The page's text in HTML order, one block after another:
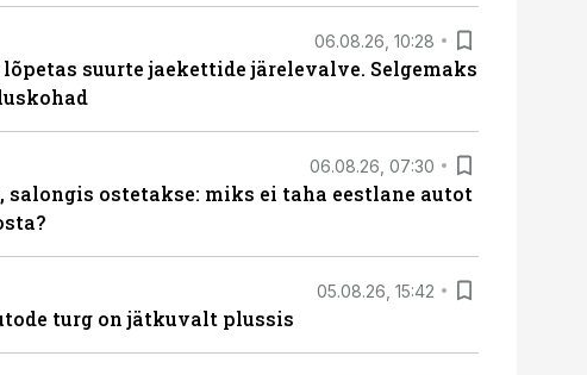
06.08.26, 10:28
suurte jaekettide järelevalve. Selgemaks
06.08.26, 07:30
salongis ostetakse: miks ei taha eestlane autot
05.08.26, 15:42
turg on jätkuvalt plussis